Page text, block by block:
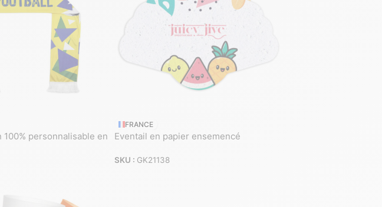
100% personnalisable en
FRANCE
Eventail en papier ensemencé
SKU : GK21138